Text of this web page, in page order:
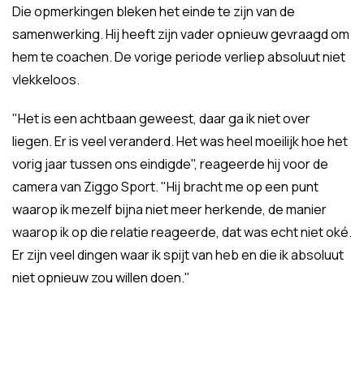
Die opmerkingen bleken het einde te zijn van de
samenwerking. Hij heeft zijn vader opnieuw gevraagd om
hem te coachen. De vorige periode verliep absoluut niet
vlekkeloos.
"Het is een achtbaan geweest, daar ga ik niet over
liegen. Er is veel veranderd. Het was heel moeilijk hoe het
vorig jaar tussen ons eindigde", reageerde hij voor de
camera van Ziggo Sport. "Hij bracht me op een punt
waarop ik mezelf bijna niet meer herkende, de manier
waarop ik op die relatie reageerde, dat was echt niet oké.
Er zijn veel dingen waar ik spijt van heb en die ik absoluut
niet opnieuw zou willen doen."